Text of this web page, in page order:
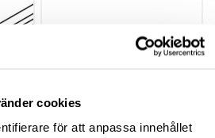
cookies
för att anpassa innehållet